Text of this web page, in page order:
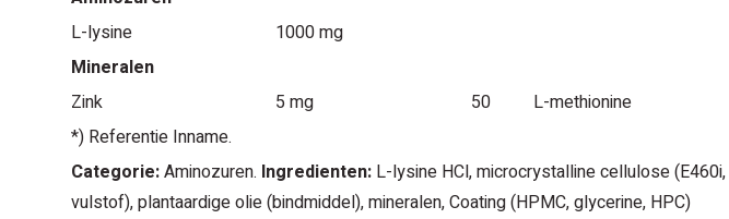
L-lysine
1000 mg
Mineralen
Zink
5 mg 50
L-methionine
*) Referentie Inname.
Categorie:Aminozuren. Ingredienten: L-lysine HCl, microcrystalline cellulose (E460i,
vulstof), plantaardige olie (bindmiddel), mineralen, Coating (HPMC, glycerine, HPC)